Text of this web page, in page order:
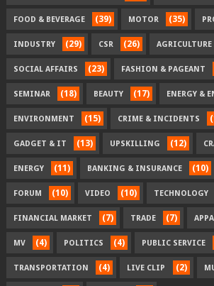
FOOD & BEVERAGE (39) MOTOR (35)
INDUSTRY (29) CSR (26) AGRICULTURE
SOCIAL AFFAIRS (23) FASHION & PAGEANT
SEMINAR (18) BEAUTY (17) ENERGY &
ENVIRONMENT (15) CRIME & INCIDENTS
GADGET & IT (13) UPSKILLING (12)
ENERGY (11) BANKING & INSURANCE (10)
FORUM (10) VIDEO (10) TECHNOLOGY
FINANCIAL MARKET (7) TRADE (7)
MV (4) POLITICS (4) PUBLIC SERVICE
TRANSPORTATION (4) LIVE CLIP (2)